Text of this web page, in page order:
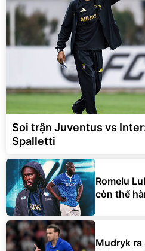
Soi trận Juventus vs
Spalletti
Romelu
còn thể
Mudryk ra